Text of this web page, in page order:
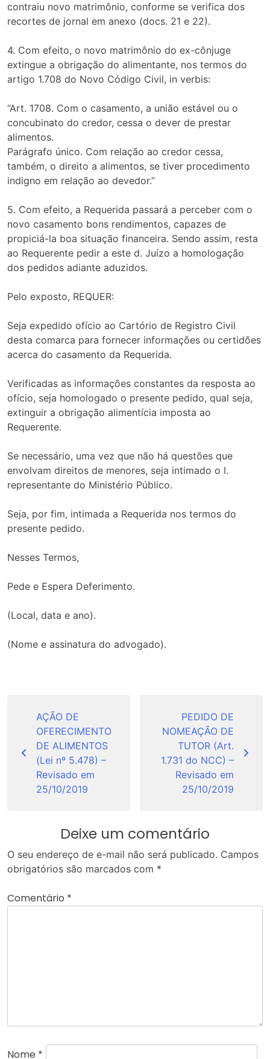
contraiu novo matrimônio, conforme se verifica dos
recortes de jornal em anexo (docs. 21 e 22).
4. Com efeito, o novo matrimônio do ex-cônjuge
extingue a obrigação do alimentante, nos termos do
artigo 1.708 do Novo Código Civil, in verbis:
“Art. 1708. Com o casamento, a união estável ou o
concubinato do credor, cessa o dever de prestar
alimentos.
Parágrafo único. Com relação ao credor cessa,
também, o direito a alimentos, se tiver procedimento
indigno em relação ao devedor.”
5. Com efeito, a Requerida passará a perceber com o
novo casamento bons rendimentos, capazes de
propiciá-la boa situação financeira. Sendo assim, resta
ao Requerente pedir a este d. Juízo a homologação
dos pedidos adiante aduzidos.
Pelo exposto, REQUER:
Seja expedido ofício ao Cartório de Registro Civil
desta comarca para fornecer informações ou certidões
acerca do casamento da Requerida.
Verificadas as informações constantes da resposta ao
ofício, seja homologado o presente pedido, qual seja,
extinguir a obrigação alimentícia imposta ao
Requerente.
Se necessário, uma vez que não há questões que
envolvam direitos de menores, seja intimado o I.
representante do Ministério Público.
Seja, por fim, intimada a Requerida nos termos do
presente pedido.
Nesses Termos,
Pede e Espera Deferimento.
(Local, data e ano).
(Nome e assinatura do advogado).
Post
AÇÃO DE
OFERECIMENTO
DE ALIMENTOS
(Lei nº 5.478) –
Revisado em
25/10/2019
PEDIDO DE
NOMEAÇÃO DE
TUTOR (Art.
1.731 do NCC) –
Revisado em
25/10/2019
Deixe um comentário
O seu endereço de e-mail não será publicado. Campos
obrigatórios são marcados com *
Comentário *
Nome *